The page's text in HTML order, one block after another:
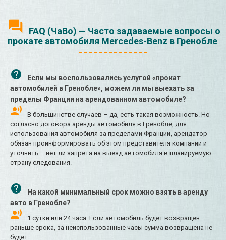
FAQ (ЧаВо) — Часто задаваемые вопросы о
прокате автомобиля Mercedes-Benz в Гренобле
Если мы воспользовались услугой «прокат
автомобилей в Гренобле», можем ли мы выехать за
пределы Франции на арендованном автомобиле?
В большинстве случаев – да, есть такая возможность. Но
согласно договора аренды автомобиля в Гренобле, для
использования автомобиля за пределами Франции, арендатор
обязан проинформировать об этом представителя компании и
уточнить – нет ли запрета на выезд автомобиля в планируемую
страну следования.
На какой минимальный срок можно взять в аренду
авто в Гренобле?
1 сутки или 24 часа. Если автомобиль будет возвращён
раньше срока, за неиспользованные часы сумма возвращена не
будет.